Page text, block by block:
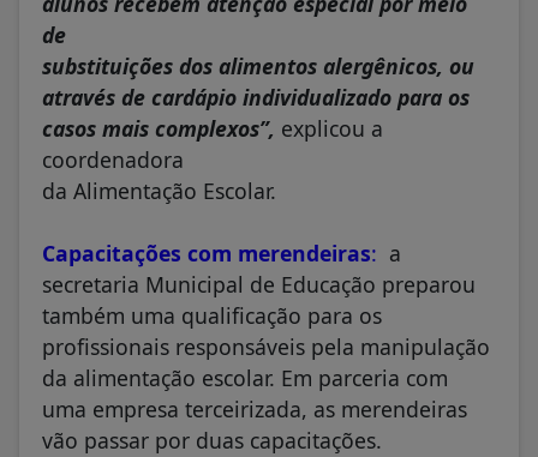
de
substituições dos alimentos alergênicos, ou
através de cardápio individualizado para os
casos mais complexos”, explicou a
coordenadora
da Alimentação Escolar.
Capacitações com merendeiras: a
secretaria Municipal de Educação preparou
também uma qualificação para os
profissionais responsáveis pela manipulação
da alimentação escolar. Em parceria com
uma empresa terceirizada, as merendeiras
vão passar por duas capacitações.